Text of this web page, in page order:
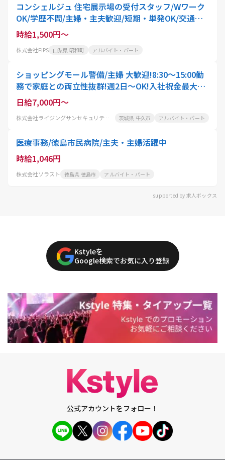
コンシェルジュ 住宅展示場の受付スタッフ/Wワーク
OK/学歴不問/主婦・主夫歓迎/短期・単発OK/交通費
支給
時給1,500円～
株式会社FIPS 山梨県 昭和町 アルバイト・パート
ショッピングモール警備/主婦 大歓迎!8:30～15:00勤
務で家庭との両立性抜群!週2日～OK!入社祝金最大5
万円支給も!車通勤OK
日給7,000円～
株式会社ライジングサンセキュリティーサービス茨城BASE 茨城県 牛久市 アルバイト・パート
医療事務/徳島市民病院/主夫・主婦活躍中
時給1,046円
株式会社ソラスト 徳島県 徳島市 アルバイト・パート
supported by 求人ボックス
Kstyleを
Google検索でお気に入り登録
公式アカウントをフォロー！